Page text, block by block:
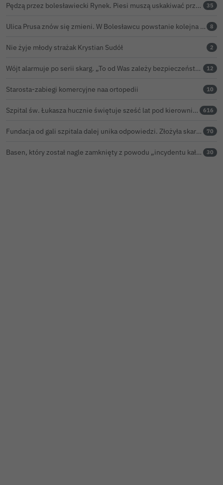
Pędzą przez bolesławiecki Rynek. Piesi muszą uskakiwać przed hulajnogami i rowerami elektrycznymi 35
Ulica Prusa znów się zmieni. W Bolesławcu powstanie kolejna ceramiczna mozaika 8
Nie żyje młody strażak Krystian Sudół 2
Wójt alarmuje po serii skarg. „To od Was zależy bezpieczeństwo Waszych dzieci” 12
Starosta-zabiegi komercyjne naa ortopedii 10
Szpital św. Łukasza hucznie świętuje sześć lat pod kierownictwem Kamila Barczyka 616
Fundacja od gali szpitala dalej unika odpowiedzi. Złożyła skargę kasacyjną do NSA 70
Basen, który został nagle zamknięty z powodu „incydentu kałowego”, ponownie otwarty 30